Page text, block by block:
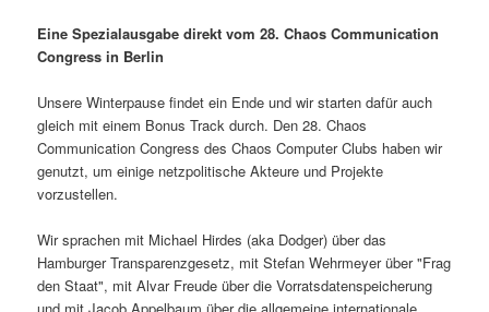
Eine Spezialausgabe direkt vom 28. Chaos Communication
Congress in Berlin
Unsere Winterpause findet ein Ende und wir starten dafür auch
gleich mit einem Bonus Track durch. Den 28. Chaos
Communication Congress des Chaos Computer Clubs haben wir
genutzt, um einige netzpolitische Akteure und Projekte
vorzustellen.
Wir sprachen mit Michael Hirdes (aka Dodger) über das
Hamburger Transparenzgesetz, mit Stefan Wehrmeyer über "Frag
den Staat", mit Alvar Freude über die Vorratsdatenspeicherung
und mit Jacob Appelbaum über die allgemeine internationale